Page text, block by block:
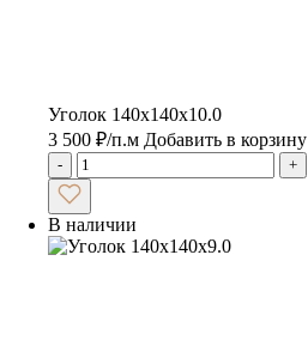
Уголок 140х140х10.0
3 500 ₽/п.м Добавить в корзину
- +
В наличии